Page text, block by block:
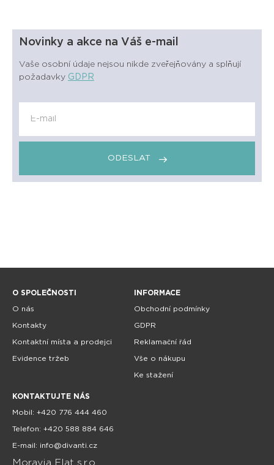
Novinky a akce na Váš e-mail
Vaše osobní údaje nejsou nikde zveřejňovány a splňují
požadavky GDPR
ODESLAT
O SPOLEČNOSTI
O nás
Kontakty
Kontaktní místa a prodejci
Evidence tržeb
INFORMACE
Obchodní podmínky
GDPR
Reklamační řád
Vše o nákupu
Ke stažení
KONTAKTUJTE NÁS
Mobil: +420 776 444 460
Telefon: +420 588 884 646
E-mail: info@divanti.cz
Moravia Flat s.r.o.